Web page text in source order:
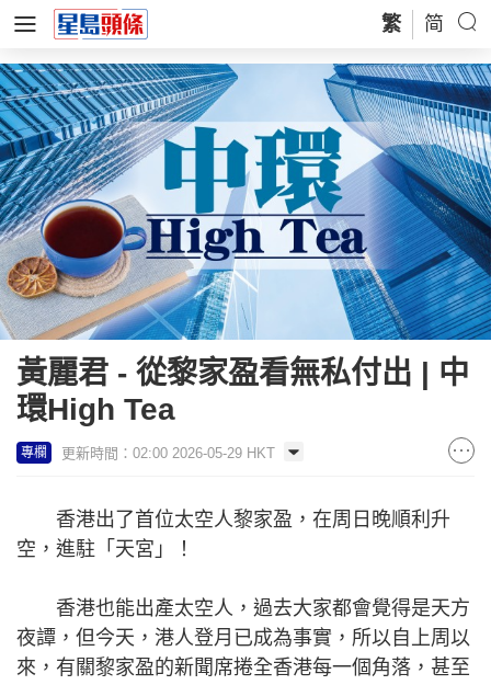
繁 简
黃麗君 - 從黎家盈看無私付出 | 中
環High Tea
專欄 更新時間：02:00 2026-05-29 HKT
香港出了首位太空人黎家盈，在周日晚順利升
空，進駐「天宮」！
香港也能出產太空人，過去大家都會覺得是天方
夜譚，但今天，港人登月已成為事實，所以自上周以
來，有關黎家盈的新聞席捲全香港每一個角落，甚至